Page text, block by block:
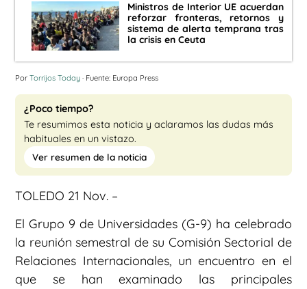
Ministros de Interior UE acuerdan
reforzar fronteras, retornos y
sistema de alerta temprana tras
la crisis en Ceuta
Por Torrijos Today · Fuente: Europa Press
¿Poco tiempo?
Te resumimos esta noticia y aclaramos las dudas más
habituales en un vistazo.
Ver resumen de la noticia
TOLEDO 21 Nov. –
El Grupo 9 de Universidades (G-9) ha celebrado
la reunión semestral de su Comisión Sectorial de
Relaciones Internacionales, un encuentro en el
que se han examinado las principales